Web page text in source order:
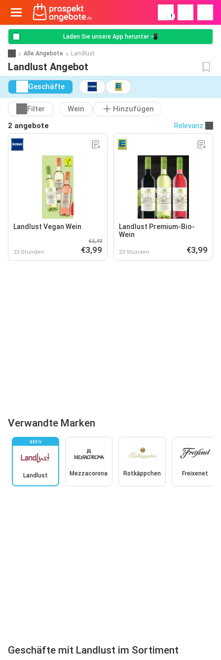
!
Laden Sie unsere App herunter 📲
Alle Angebote Landlust
Landlust Angebot
Geschäfte
Filter Wein
Hinzufügen
2 angebote
Relevanz
Landlust Vegan Wein
23 Stunden
€5,49
€3,99
Landlust Premium-Bio-
Wein
23 Stunden €3,99
Verwandte Marken
aktiv
Landlust Mezzacorona Rotkäppchen Freixenet
Geschäfte mit Landlust im Sortiment